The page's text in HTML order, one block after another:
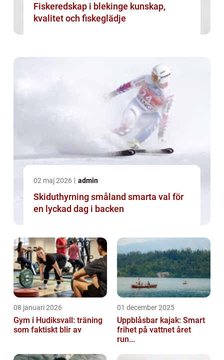
Fiskeredskap i blekinge kunskap,
kvalitet och fiskeglädje
02 maj 2026 admin
Skiduthyrning småland smarta val för
en lyckad dag i backen
08 januari 2026
Gym i Hudiksvall: träning
som faktiskt blir av
01 december 2025
Uppblåsbar kajak: Smart
frihet på vattnet året
run...